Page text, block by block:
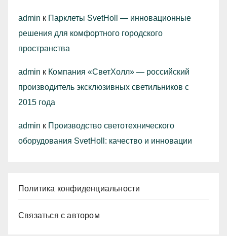
admin к Парклеты SvetHoll — инновационные
решения для комфортного городского
пространства
admin к Компания «СветХолл» — российский
производитель эксклюзивных светильников с
2015 года
admin к Производство светотехнического
оборудования SvetHoll: качество и инновации
Политика конфиденциальности
Связаться с автором